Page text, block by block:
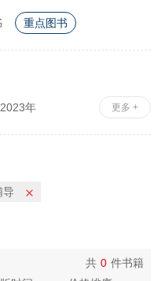
重点图书
更多 +
2023年
导
共 0 件书籍